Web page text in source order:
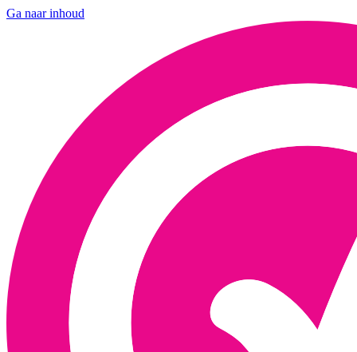
Ga naar inhoud